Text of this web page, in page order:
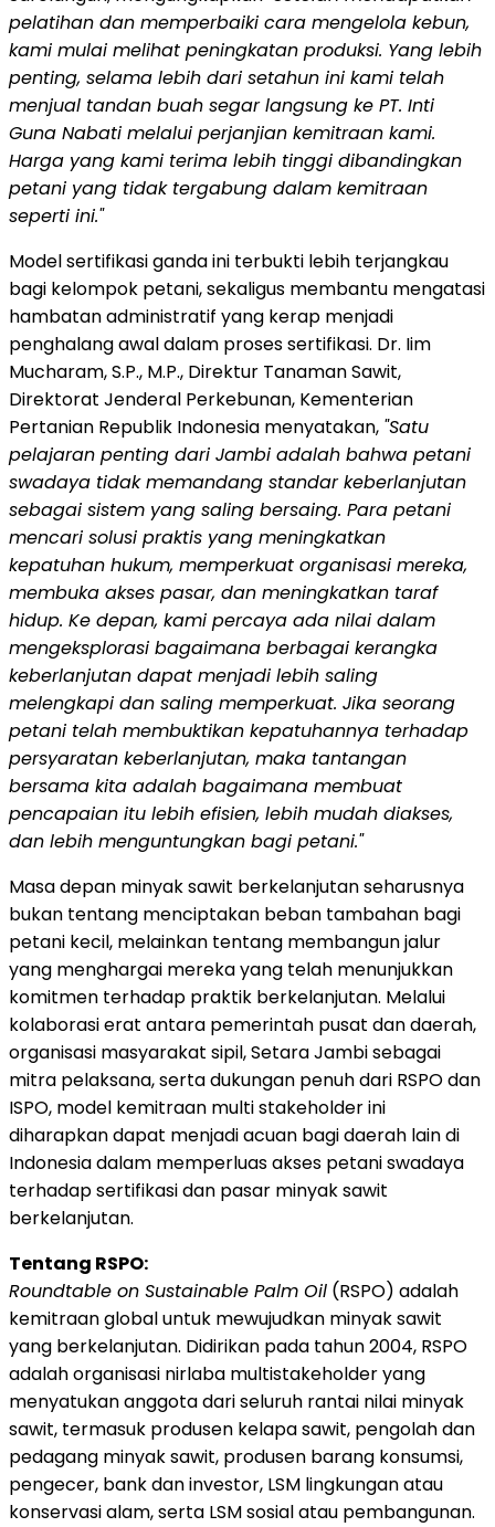
pelatihan dan memperbaiki cara mengelola kebun,
kami mulai melihat peningkatan produksi. Yang lebih
penting, selama lebih dari setahun ini kami telah
menjual tandan buah segar langsung ke PT. Inti
Guna Nabati melalui perjanjian kemitraan kami.
Harga yang kami terima lebih tinggi dibandingkan
petani yang tidak tergabung dalam kemitraan
seperti ini."
Model sertifikasi ganda ini terbukti lebih terjangkau
bagi kelompok petani, sekaligus membantu mengatasi
hambatan administratif yang kerap menjadi
penghalang awal dalam proses sertifikasi. Dr. Iim
Mucharam, S.P., M.P., Direktur Tanaman Sawit,
Direktorat Jenderal Perkebunan, Kementerian
Pertanian Republik Indonesia menyatakan, "Satu
pelajaran penting dari Jambi adalah bahwa petani
swadaya tidak memandang standar keberlanjutan
sebagai sistem yang saling bersaing. Para petani
mencari solusi praktis yang meningkatkan
kepatuhan hukum, memperkuat organisasi mereka,
membuka akses pasar, dan meningkatkan taraf
hidup. Ke depan, kami percaya ada nilai dalam
mengeksplorasi bagaimana berbagai kerangka
keberlanjutan dapat menjadi lebih saling
melengkapi dan saling memperkuat. Jika seorang
petani telah membuktikan kepatuhannya terhadap
persyaratan keberlanjutan, maka tantangan
bersama kita adalah bagaimana membuat
pencapaian itu lebih efisien, lebih mudah diakses,
dan lebih menguntungkan bagi petani."
Masa depan minyak sawit berkelanjutan seharusnya
bukan tentang menciptakan beban tambahan bagi
petani kecil, melainkan tentang membangun jalur
yang menghargai mereka yang telah menunjukkan
komitmen terhadap praktik berkelanjutan. Melalui
kolaborasi erat antara pemerintah pusat dan daerah,
organisasi masyarakat sipil, Setara Jambi sebagai
mitra pelaksana, serta dukungan penuh dari RSPO dan
ISPO, model kemitraan multi stakeholder ini
diharapkan dapat menjadi acuan bagi daerah lain di
Indonesia dalam memperluas akses petani swadaya
terhadap sertifikasi dan pasar minyak sawit
berkelanjutan.
Tentang RSPO:
Roundtable on Sustainable Palm Oil (RSPO) adalah
kemitraan global untuk mewujudkan minyak sawit
yang berkelanjutan. Didirikan pada tahun 2004, RSPO
adalah organisasi nirlaba multistakeholder yang
menyatukan anggota dari seluruh rantai nilai minyak
sawit, termasuk produsen kelapa sawit, pengolah dan
pedagang minyak sawit, produsen barang konsumsi,
pengecer, bank dan investor, LSM lingkungan atau
konservasi alam, serta LSM sosial atau pembangunan.